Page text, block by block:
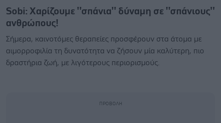
Sobi: Χαρίζουμε ''σπάνια'' δύναμη σε ''σπάνιους''
ανθρώπους!
Σήμερα, καινοτόμες θεραπείες προσφέρουν στα άτομα με
αιμορροφιλία τη δυνατότητα να ζήσουν μία καλύτερη, πιο
δραστήρια ζωή, με λιγότερους περιορισμούς.